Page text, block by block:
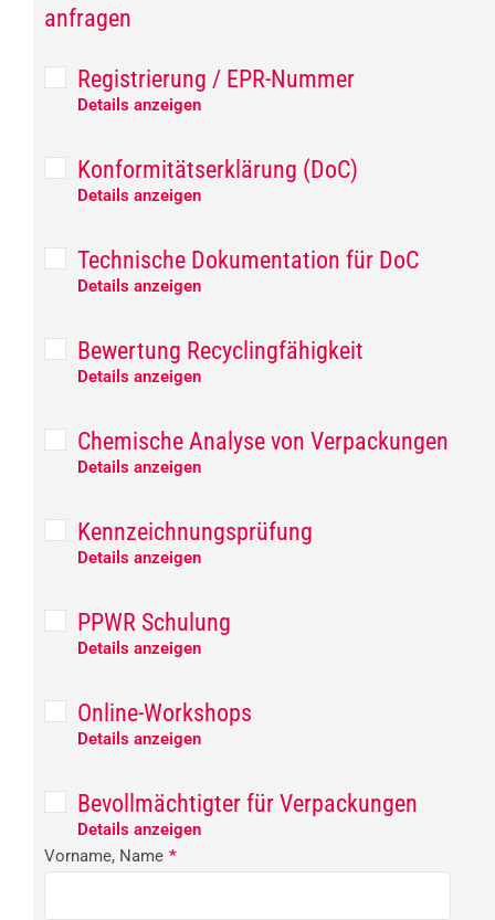
anfragen
Registrierung / EPR-Nummer
Details anzeigen
Konformitätserklärung (DoC)
Details anzeigen
Technische Dokumentation für DoC
Details anzeigen
Bewertung Recyclingfähigkeit
Details anzeigen
Chemische Analyse von Verpackungen
Details anzeigen
Kennzeichnungsprüfung
Details anzeigen
PPWR Schulung
Details anzeigen
Online-Workshops
Details anzeigen
Bevollmächtigter für Verpackungen
Details anzeigen
Vorname, Name *